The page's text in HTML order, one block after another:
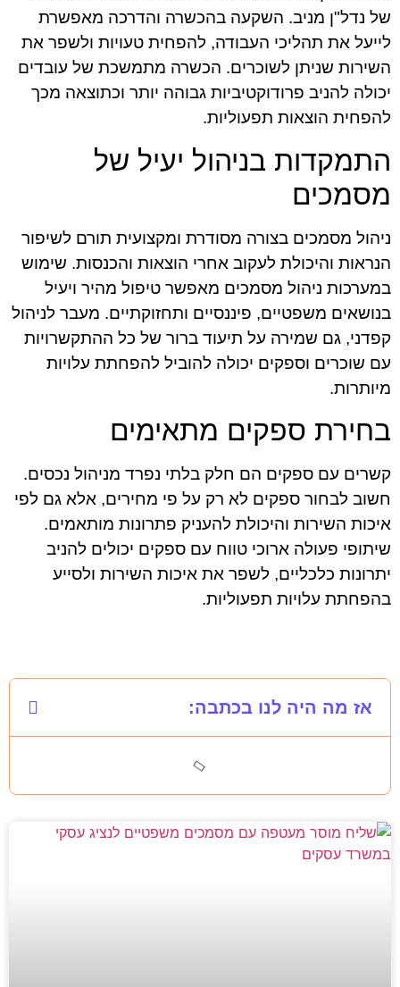
של נדל"ן מניב. השקעה בהכשרה והדרכה מאפשרת
לייעל את תהליכי העבודה, להפחית טעויות ולשפר את
השירות שניתן לשוכרים. הכשרה מתמשכת של עובדים
יכולה להניב פרודוקטיביות גבוהה יותר וכתוצאה מכך
להפחית הוצאות תפעוליות.
התמקדות בניהול יעיל של
מסמכים
ניהול מסמכים בצורה מסודרת ומקצועית תורם לשיפור
הנראות והיכולת לעקוב אחרי הוצאות והכנסות. שימוש
במערכות ניהול מסמכים מאפשר טיפול מהיר ויעיל
בנושאים משפטיים, פיננסיים ותחזוקתיים. מעבר לניהול
קפדני, גם שמירה על תיעוד ברור של כל ההתקשרויות
עם שוכרים וספקים יכולה להוביל להפחתת עלויות
מיותרות.
בחירת ספקים מתאימים
קשרים עם ספקים הם חלק בלתי נפרד מניהול נכסים.
חשוב לבחור ספקים לא רק על פי מחירים, אלא גם לפי
איכות השירות והיכולת להעניק פתרונות מותאמים.
שיתופי פעולה ארוכי טווח עם ספקים יכולים להניב
יתרונות כלכליים, לשפר את איכות השירות ולסייע
בהפחתת עלויות תפעוליות.
אז מה היה לנו בכתבה: